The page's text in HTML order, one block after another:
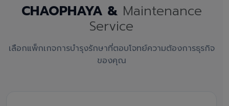
CHAOPHAYA & Maintenance
Service
เลือกแพ็กเกจการบำรุงรักษาที่ตอบโจทย์ความต้องการธุรกิจ
ของคุณ